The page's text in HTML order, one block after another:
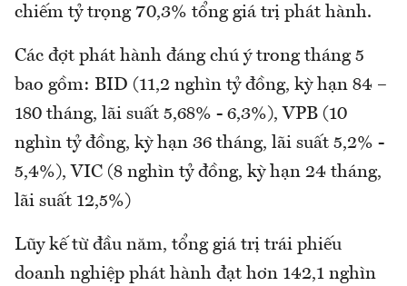
chiếm tỷ trọng 70,3% tổng giá trị phát hành.
Các đợt phát hành đáng chú ý trong tháng 5
bao gồm: BID (11,2 nghìn tỷ đồng, kỳ hạn 84 –
180 tháng, lãi suất 5,68% - 6,3%), VPB (10
nghìn tỷ đồng, kỳ hạn 36 tháng, lãi suất 5,2% -
5,4%), VIC (8 nghìn tỷ đồng, kỳ hạn 24 tháng,
lãi suất 12,5%)
Lũy kế từ đầu năm, tổng giá trị trái phiếu
doanh nghiệp phát hành đạt hơn 142,1 nghìn